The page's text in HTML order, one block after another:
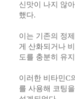
신맛이 나지 않
했다.
이는 기존의 정
게 산화되거나
도를 충분히 유
이러한 비타민C
를 사용해 코팅